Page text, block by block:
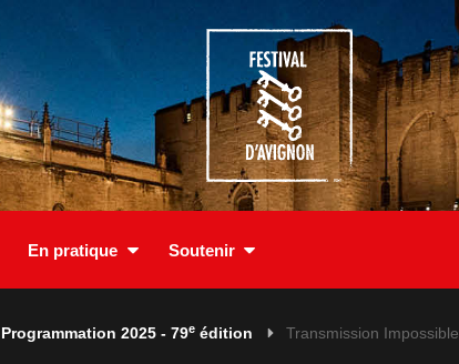
En pratique Soutenir
Programmation 2025 - 79e édition Transmission Impossible